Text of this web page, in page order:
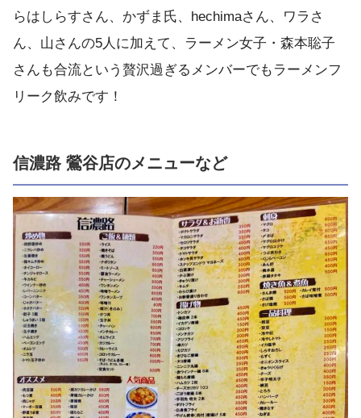
らはしらすさん、かずま氏、hechimaさん、ワラさ
ん、山さんの5人に加えて、ラーメン女子・森本聡子
さんも合流という贅沢過ぎるメンバーでもラーメンフ
リーク飲みです！
信濃路 鶯谷店のメニューなど